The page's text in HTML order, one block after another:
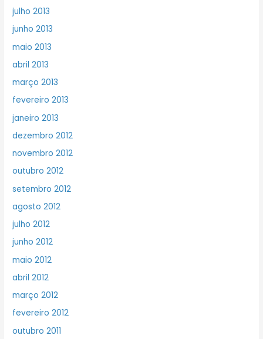
julho 2013
junho 2013
maio 2013
abril 2013
março 2013
fevereiro 2013
janeiro 2013
dezembro 2012
novembro 2012
outubro 2012
setembro 2012
agosto 2012
julho 2012
junho 2012
maio 2012
abril 2012
março 2012
fevereiro 2012
outubro 2011